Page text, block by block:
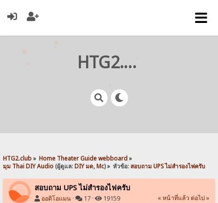
HTG2.club
HTG2.club» Home Theater Guide webboard»
มุม Thai DIY Audio (ผู้ดูแล:DIY มด,Mc) » หัวข้อ: สอบถาม UPS ไม่สำรองไฟครับ
สอบถาม UPS ไม่สำรองไฟครับ
ออดิโอแมน · 17 · 19159 « หน้าที่แล้ว ต่อไป »